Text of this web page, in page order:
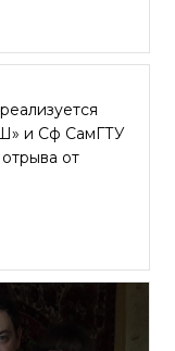
и Сф СамГТУ
от